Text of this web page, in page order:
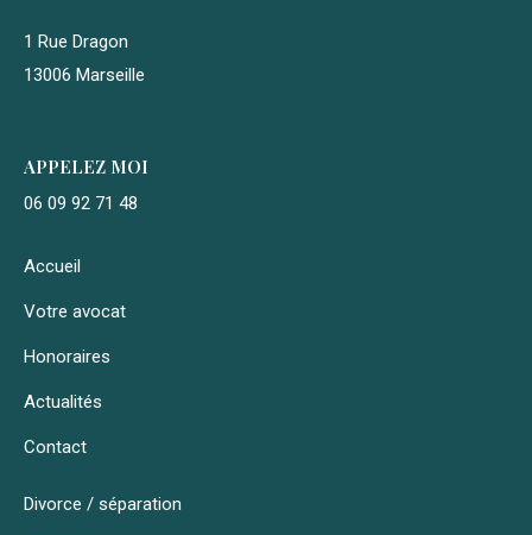
1 Rue Dragon
13006 Marseille
APPELEZ MOI
06 09 92 71 48
Accueil
Votre avocat
Honoraires
Actualités
Contact
Divorce / séparation